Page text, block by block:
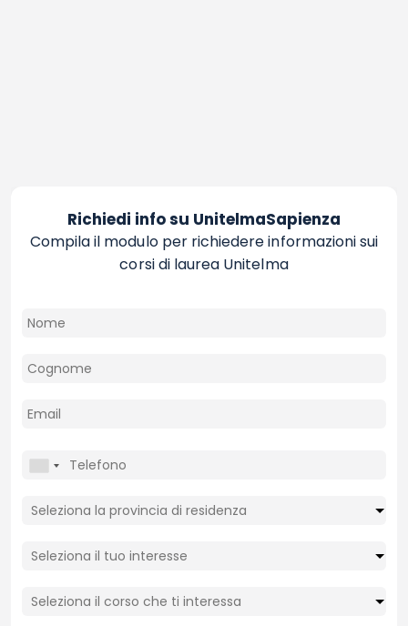
Richiedi info su UnitelmaSapienza
Compila il modulo per richiedere informazioni sui
corsi di laurea Unitelma